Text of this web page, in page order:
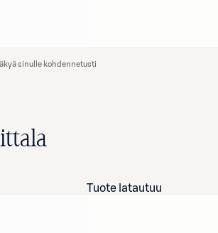
sinulle kohdennetusti
Tuote latautuu